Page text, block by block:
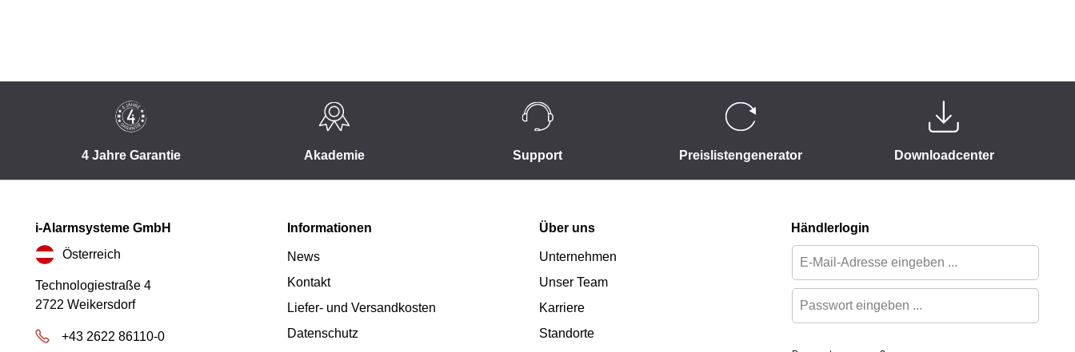
4 Jahre Garantie Akademie Support Preislistengenerator Downloadcenter
i-Alarmsysteme GmbH
Österreich
Technologiestraße 4
2722 Weikersdorf
+43 2622 86110-0
Informationen
News
Kontakt
Liefer- und Versandkosten
Datenschutz
Über uns
Unternehmen
Unser Team
Karriere
Standorte
Händlerlogin